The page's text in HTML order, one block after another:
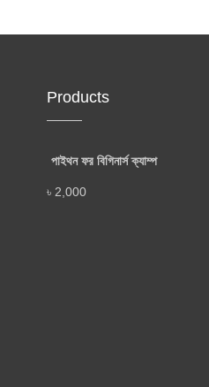
Products
পাইথন ফর বিগিনার্স ক্যাম্প
৳ 2,000